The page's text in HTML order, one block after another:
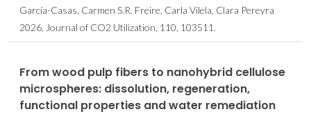
García-Casas, Carmen S.R. Freire, Carla Vilela, Clara Pereyra
2026, Journal of CO2 Utilization, 110, 103511.
From wood pulp fibers to nanohybrid cellulose
microspheres: dissolution, regeneration,
functional properties and water remediation